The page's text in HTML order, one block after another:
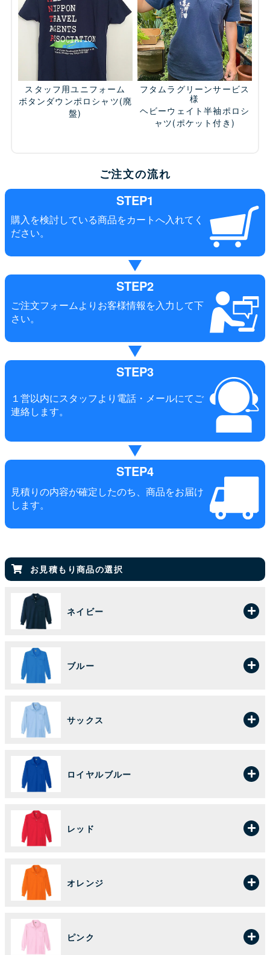
スタッフ用ユニフォーム
ボタンダウンポロシャツ(廃
盤)
フタムラグリーンサービス
様
ヘビーウェイト半袖ポロシ
ャツ(ポケット付き)
ご注文の流れ
STEP1
購入を検討している商品をカートへ入れてく
ださい。
STEP2
ご注文フォームよりお客様情報を入力して下
さい。
STEP3
１営以内にスタッフより電話・メールにてご
連絡します。
STEP4
見積りの内容が確定したのち、商品をお届け
します。
お見積もり商品の選択
ネイビー
ブルー
サックス
ロイヤルブルー
レッド
オレンジ
ピンク